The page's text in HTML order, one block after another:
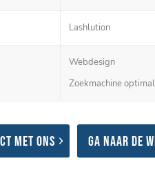
Lashlution
Webdesign
Zoekmachine
met ons Ga naar de